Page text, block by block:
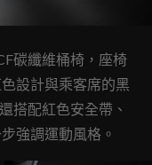
碳纖維桶椅，座椅
設計與乘客席的黑
搭配紅色安全帶、
強調運動風格。